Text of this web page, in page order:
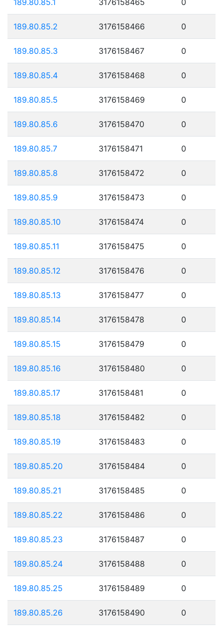
189.80.85.2 3176158466 0
189.80.85.3 3176158467 0
189.80.85.4 3176158468 0
189.80.85.5 3176158469 0
189.80.85.6 3176158470 0
189.80.85.7 3176158471 0
189.80.85.8 3176158472 0
189.80.85.9 3176158473 0
189.80.85.10 3176158474 0
189.80.85.11 3176158475 0
189.80.85.12 3176158476 0
189.80.85.13 3176158477 0
189.80.85.14 3176158478 0
189.80.85.15 3176158479 0
189.80.85.16 3176158480 0
189.80.85.17 3176158481 0
189.80.85.18 3176158482 0
189.80.85.19 3176158483 0
189.80.85.20 3176158484 0
189.80.85.21 3176158485 0
189.80.85.22 3176158486 0
189.80.85.23 3176158487 0
189.80.85.24 3176158488 0
189.80.85.25 3176158489 0
189.80.85.26 3176158490 0